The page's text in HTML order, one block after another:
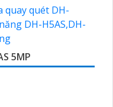
5MP